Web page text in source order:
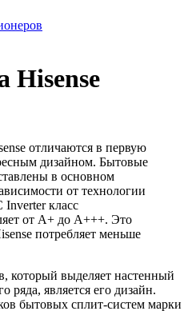
Hisense
отличаются в первую
дизайном. Бытовые
в основном
от технологии
Inverter класс
от А+ до А+++. Это
потребляет меньше
который выделяет настенный
ряда, является его дизайн.
бытовых сплит-систем марки